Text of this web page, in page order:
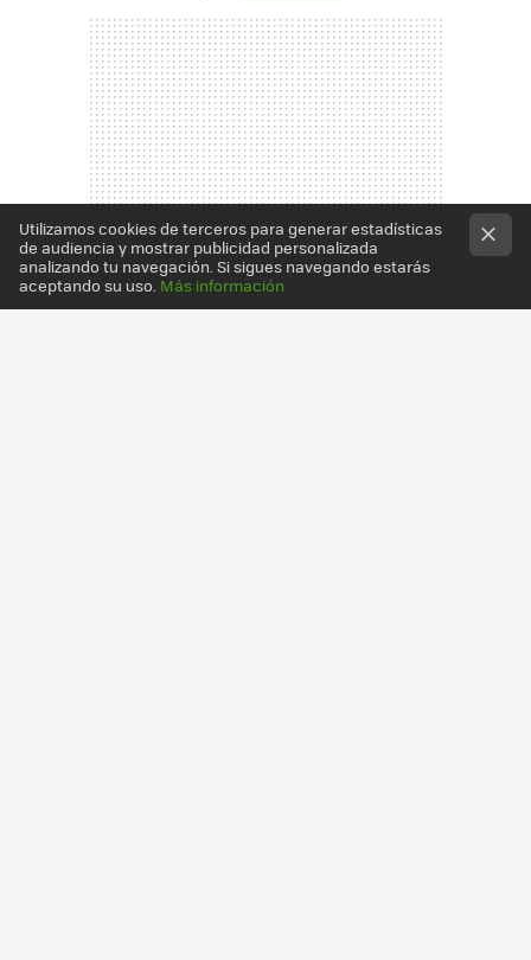
Utilizamos cookies de terceros para generar estadísticas
de audiencia y mostrar publicidad personalizada
analizando tu navegación. Si sigues navegando estarás
aceptando su uso. Más información